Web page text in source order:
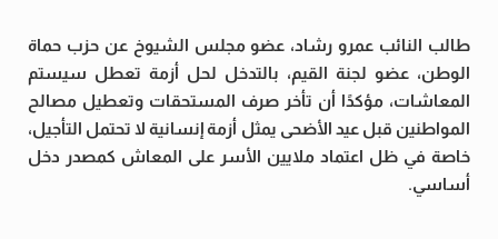
طالب النائب عمرو رشاد، عضو مجلس الشيوخ عن حزب حماة
الوطن، عضو لجنة القيم، بالتدخل لحل أزمة تعطل سيستم
المعاشات، مؤكدًا أن تأخر صرف المستحقات وتعطيل مصالح
المواطنين قبل عيد الأضحى يمثل أزمة إنسانية لا تحتمل التأجيل،
خاصة في ظل اعتماد ملايين الأسر على المعاش كمصدر دخل
أساسي.